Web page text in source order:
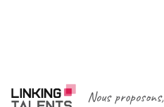
Nous